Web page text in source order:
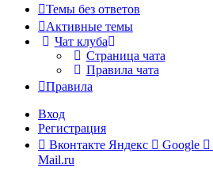
Темы без ответов
Активные темы
Чат клуба
Страница чата
Правила чата
Правила
Вход
Регистрация
Вконтакте Яндекс Google
Mail.ru